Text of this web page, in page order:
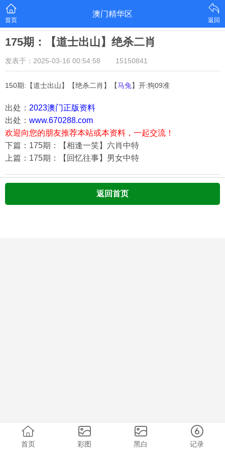
首页
澳门精华区
返回
175期：【道士出山】绝杀二肖
发表于：2025-03-16 00:54:58 15150841
150期:【道士出山】【绝杀二肖】【马兔 】开:狗09准
出处： 2023澳门正版资料
出处： www.670288.com
欢迎向您的朋友推荐本站或本资料，一起交流！
下篇：175期：【相逢一笑】六肖中特
上篇：175期：【回忆往事】男女中特
返回首页
首页 彩图 黑白 记录